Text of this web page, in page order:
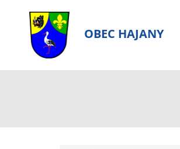
OBEC HAJANY